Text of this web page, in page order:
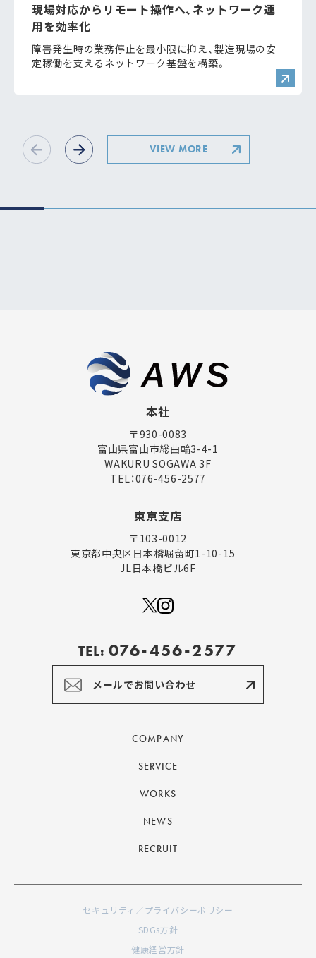
現場対応からリモート操作へ、ネットワーク運
用を効率化
障害発生時の業務停止を最小限に抑え、製造現場の安
定稼働を支えるネットワーク基盤を構築。
VIEW MORE
本社
〒930-0083
富山県富山市総曲輪3-4-1
WAKURU SOGAWA 3F
TEL：076-456-2577
東京支店
〒103-0012
東京都中央区日本橋堀留町1-10-15
JL日本橋ビル6F
TEL: 076-456-2577
メールでお問い合わせ
COMPANY
SERVICE
WORKS
NEWS
RECRUIT
セキュリティ／プライバシーポリシー
SDGs方針
健康経営方針